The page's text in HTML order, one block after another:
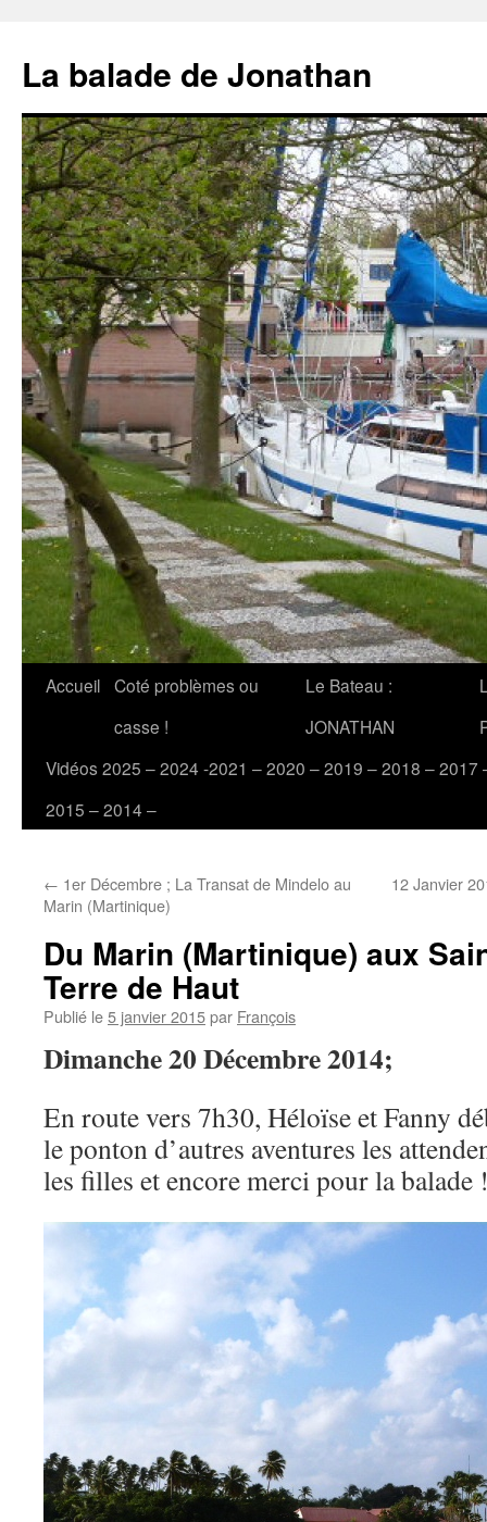
contenu
La balade de Jonathan
Accueil Coté problèmes ou
casse !
Le Bateau :
JONATHAN
Vidéos 2025 – 2024 -2021 – 2020 – 2019 – 2018 – 2017
2015 – 2014 –
← 1er Décembre ; La Transat de Mindelo au
Marin (Martinique)
12 Janvier
Du Marin (Martinique) aux
Terre de Haut
Publié le5 janvier 2015par François
Dimanche 20 Décembre 2014;
En route vers 7h30, Héloïse et Fanny
le ponton d’autres aventures les
les filles et encore merci pour la balade